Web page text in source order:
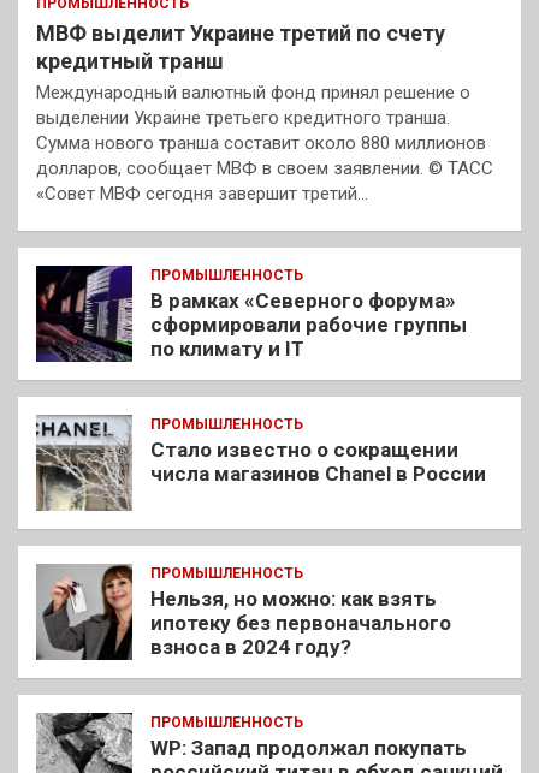
ПРОМЫШЛЕННОСТЬ
МВФ выделит Украине третий по счету
кредитный транш
Международный валютный фонд принял решение о
выделении Украине третьего кредитного транша.
Сумма нового транша составит около 880 миллионов
долларов, сообщает МВФ в своем заявлении. © ТАСС
«Совет МВФ сегодня завершит третий…
ПРОМЫШЛЕННОСТЬ
В рамках «Северного форума»
сформировали рабочие группы
по климату и IT
ПРОМЫШЛЕННОСТЬ
Стало известно о сокращении
числа магазинов Chanel в России
ПРОМЫШЛЕННОСТЬ
Нельзя, но можно: как взять
ипотеку без первоначального
взноса в 2024 году?
ПРОМЫШЛЕННОСТЬ
WP: Запад продолжал покупать